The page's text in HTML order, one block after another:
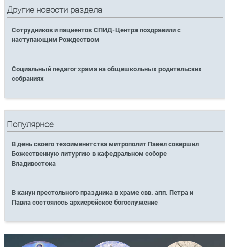
Другие новости раздела
Сотрудников и пациентов СПИД-Центра поздравили с
наступающим Рождеством
Социальный педагог храма на общешкольных родительских
собраниях
Популярное
В день своего тезоименитства митрополит Павел совершил
Божественную литургию в кафедральном соборе
Владивостока
В канун престольного праздника в храме свв. апп. Петра и
Павла состоялось архиерейское богослужение